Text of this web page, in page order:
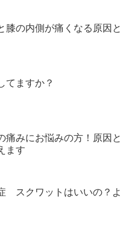
膝の内側が痛くなる原因と
てますか？
痛みにお悩みの方！原因と
ます
スクワットはいいの？よ